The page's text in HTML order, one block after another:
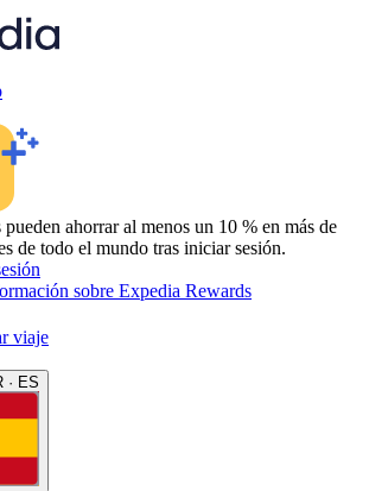
ahorrar al menos un 10 % en más de
de todo el mundo tras iniciar sesión.
sobre Expedia Rewards
viaje
· ES